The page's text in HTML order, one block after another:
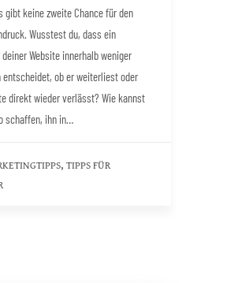
gibt keine zweite Chance für den
Wusstest du, dass ein
Website innerhalb weniger
entscheidet, ob er weiterliest oder
direkt wieder verlässt? Wie kannst
schaffen, ihn in…
, TIPPS FÜR